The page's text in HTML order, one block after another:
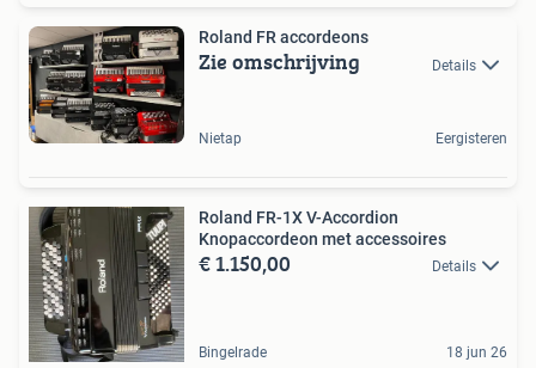
Roland FR accordeons
Zie omschrijving Details
Nietap Eergisteren
Roland FR-1X V-Accordion
Knopaccordeon met accessoires
€ 1.150,00 Details
Bingelrade 18 jun 26